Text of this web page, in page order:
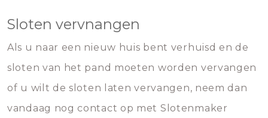
Sloten vervnangen
Als u naar een nieuw huis bent verhuisd en de
sloten van het pand moeten worden vervangen
of u wilt de sloten laten vervangen, neem dan
vandaag nog contact op met Slotenmaker